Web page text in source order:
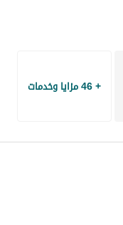
+ 46 مزايا وخدمات